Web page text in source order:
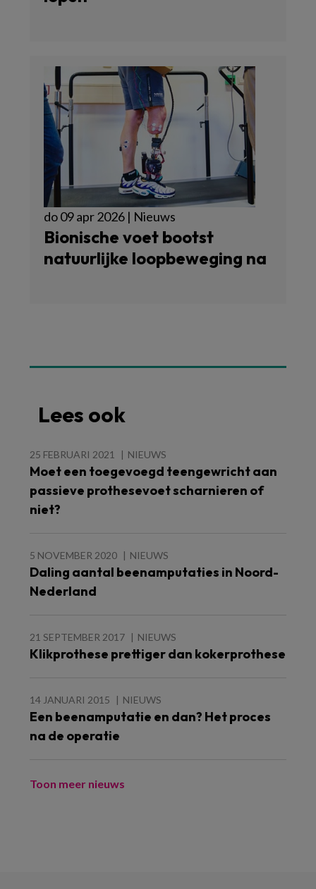
do 09 apr 2026 | Nieuws
Bionische voet bootst
natuurlijke loopbeweging na
Lees ook
25 FEBRUARI 2021 NIEUWS
Moet een toegevoegd teengewricht aan
passieve prothesevoet scharnieren of
niet?
5 NOVEMBER 2020 NIEUWS
Daling aantal beenamputaties in Noord-
Nederland
21 SEPTEMBER 2017 NIEUWS
Klikprothese prettiger dan kokerprothese
14 JANUARI 2015 NIEUWS
Een beenamputatie en dan? Het proces
na de operatie
Toon meer nieuws